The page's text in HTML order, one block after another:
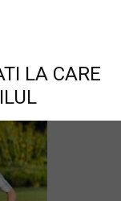
LA CARE